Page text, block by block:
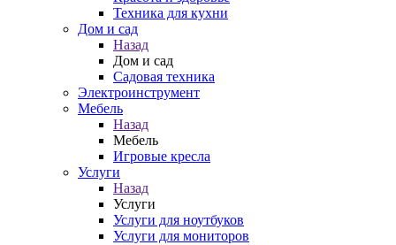
Техника для кухни
Дом и сад
Назад
Дом и сад
Садовая техника
Электроинструмент
Мебель
Назад
Мебель
Игровые кресла
Услуги
Назад
Услуги
Услуги для ноутбуков
Услуги для мониторов